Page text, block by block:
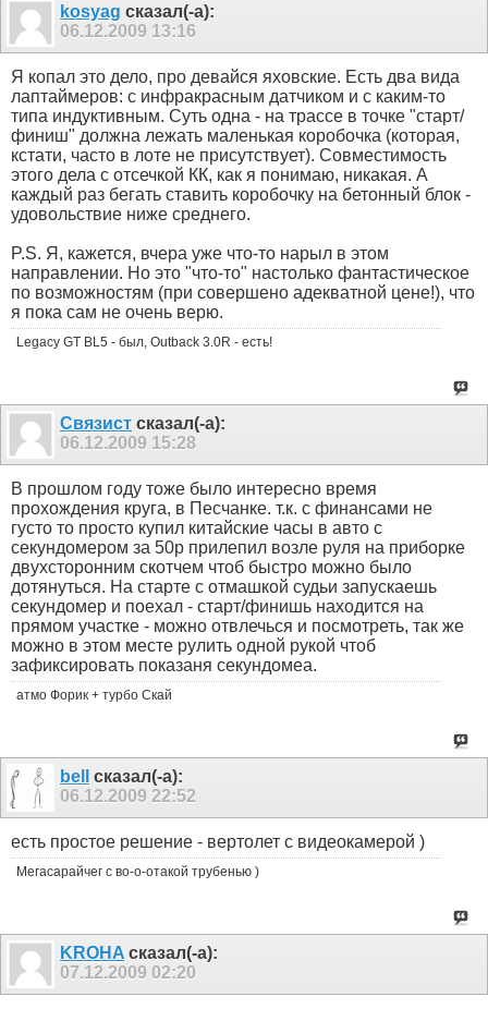
kosyag сказал(-а):
06.12.2009 13:16
Я копал это дело, про девайся яховские. Есть два вида
лаптаймеров: с инфракрасным датчиком и с каким-то
типа индуктивным. Суть одна - на трассе в точке "старт/
финиш" должна лежать маленькая коробочка (которая,
кстати, часто в лоте не присутствует). Совместимость
этого дела с отсечкой КК, как я понимаю, никакая. А
каждый раз бегать ставить коробочку на бетонный блок -
удовольствие ниже среднего.
P.S. Я, кажется, вчера уже что-то нарыл в этом
направлении. Но это "что-то" настолько фантастическое
по возможностям (при совершено адекватной цене!), что
я пока сам не очень верю.
Legacy GT BL5 - был, Outback 3.0R - есть!
Связист сказал(-а):
06.12.2009 15:28
В прошлом году тоже было интересно время
прохождения круга, в Песчанке. т.к. с финансами не
густо то просто купил китайские часы в авто с
секундомером за 50р прилепил возле руля на приборке
двухсторонним скотчем чтоб быстро можно было
дотянуться. На старте с отмашкой судьи запускаешь
секундомер и поехал - старт/финишь находится на
прямом участке - можно отвлечься и посмотреть, так же
можно в этом месте рулить одной рукой чтоб
зафиксировать показаня секундомеа.
атмо Форик + турбо Скай
bell
сказал(-а):
06.12.2009 22:52
есть простое решение - вертолет с видеокамерой )
Мегасарайчег с во-о-отакой трубенью )
KROHA сказал(-а):
07.12.2009 02:20